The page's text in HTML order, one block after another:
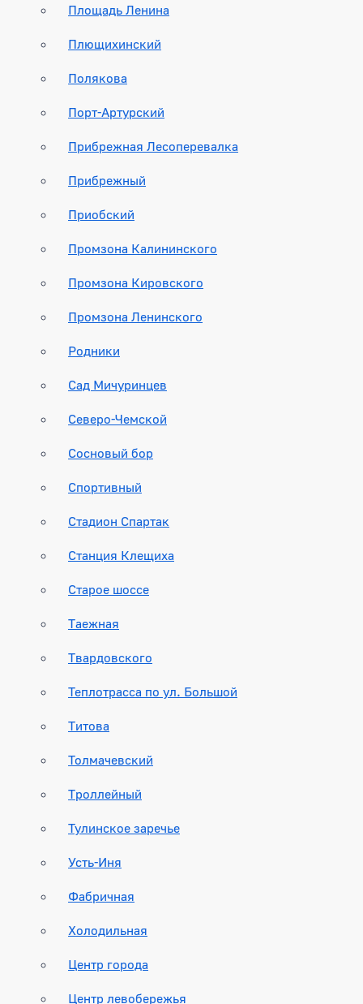
Площадь Ленина
Плющихинский
Полякова
Порт-Артурский
Прибрежная Лесоперевалка
Прибрежный
Приобский
Промзона Калининского
Промзона Кировского
Промзона Ленинского
Родники
Сад Мичуринцев
Северо-Чемской
Сосновый бор
Спортивный
Стадион Спартак
Станция Клещиха
Старое шоссе
Таежная
Твардовского
Теплотрасса по ул. Большой
Титова
Толмачевский
Троллейный
Тулинское заречье
Усть-Иня
Фабричная
Холодильная
Центр города
Центр левобережья